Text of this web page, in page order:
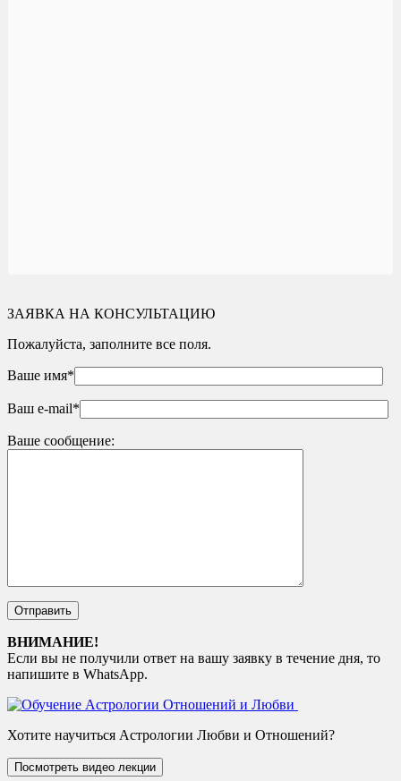
ЗАЯВКА НА КОНСУЛЬТАЦИЮ
Пожалуйста, заполните все поля.
Ваше имя*
Ваш e-mail*
Ваше сообщение:
ВНИМАНИЕ!
Если вы не получили ответ на вашу заявку в течение дня, то
напишите в WhatsApp.
Хотите научиться Астрологии Любви и Отношений?